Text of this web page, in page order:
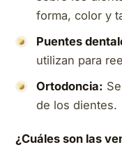
forma, color y
Puentes
utilizan para
Ortodoncia:
de los dientes.
¿Cuáles son las